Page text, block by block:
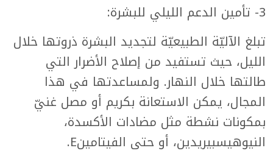
3- تأمين الدعم الليلي للبشرة:
تبلغ الآليّة الطبيعيّة لتجديد البشرة ذروتها خلال
الليل، حيث تستفيد من إصلاح الأضرار التي
طالتها خلال النهار. ولمساعدتها في هذا
المجال، يمكن الاستعانة بكريم أو مصل غنيّ
بمكونات نشطة مثل مضادات الأكسدة،
النيوهيسبيريدين، أو حتى الفيتامينE.